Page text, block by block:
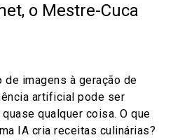
o Mestre-Cuca
de imagens à geração de
artificial pode ser
qualquer coisa. O que
IA cria receitas culinárias?